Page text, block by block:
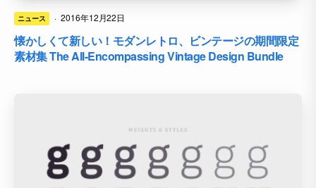
ニュース · 2016年12月22日
懐かしくて新しい！モダンレトロ、ビンテージの期間限定
素材集 The All-Encompassing Vintage Design Bundle